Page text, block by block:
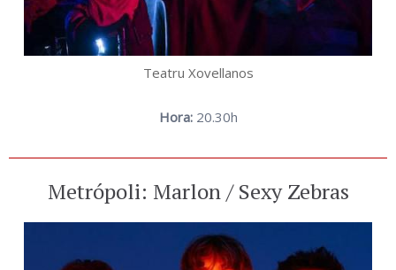
Teatru Xovellanos
Hora:20.30h
Metrópoli: Marlon / Sexy Zebras